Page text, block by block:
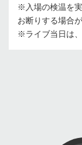
※入場の検温を
お断りする場合
※ライブ当日は